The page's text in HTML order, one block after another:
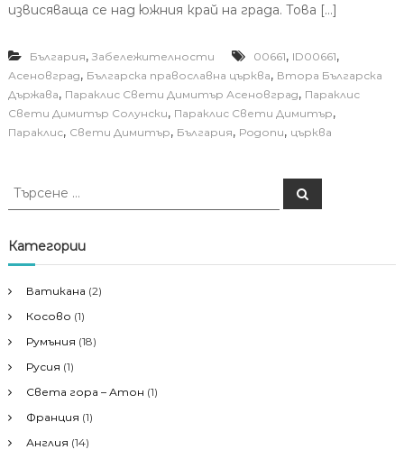
извисяваща се над южния край на града. Това […]
България, Забележителности 00661, ID00661,
Асеновград, Българска православна църква, Втора Българска
Държава, Параклис Свети Димитър Асеновград, Параклис
Свети Димитър Солунски, Параклис Свети Димитър,
Параклис, Свети Димитър, България, Родопи, църква
Т
с
е
е
з
а
Т
ъ
е
Категории
Ватикана (2)
Косово (1)
Румъния (18)
Русия (1)
Света гора – Атон (1)
Франция (1)
Англия (14)